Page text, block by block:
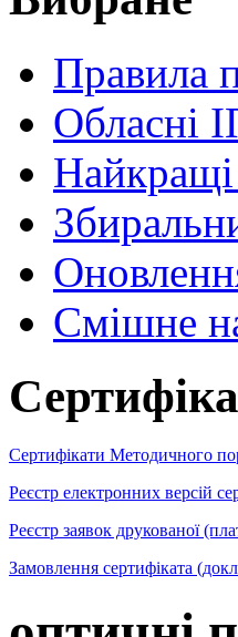
Правила
Обласні
Найкращі
Cмішне
Сертифікати Методичного
Реєстр електронних версій
Реєстр заявок друкованої
Замовлення сертифіката